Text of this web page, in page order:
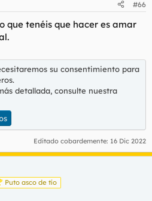
#66
que tenéis que hacer es amar
su consentimiento para
detallada, consulte nuestra
Editado cobardemente: 16 Dic 2022
Puto asco de tío